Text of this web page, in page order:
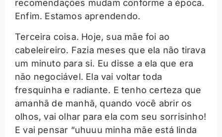
recomendações mudam conforme a época.
Enfim. Estamos aprendendo.
Terceira coisa. Hoje, sua mãe foi ao
cabeleireiro. Fazia meses que ela não tirava
um minuto para si. Eu disse a ela que era
não negociável. Ela vai voltar toda
fresquinha e radiante. E tenho certeza que
amanhã de manhã, quando você abrir os
olhos, vai olhar para ela com seu sorrisinho!
E vai pensar “uhuuu minha mãe está linda